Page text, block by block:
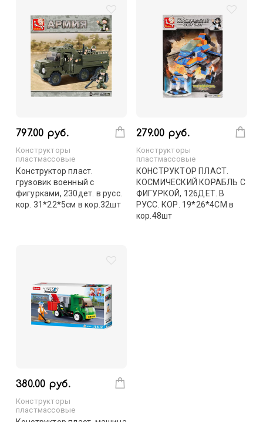
797.00 руб.
Конструкторы
пластмассовые
Конструктор пласт.
грузовик военный с
фигурками, 230дет. в русс.
кор. 31*22*5см в кор.32шт
279.00 руб.
Конструкторы
пластмассовые
КОНСТРУКТОР ПЛАСТ.
КОСМИЧЕСКИЙ КОРАБЛЬ С
ФИГУРКОЙ, 126ДЕТ. В
РУСС. КОР. 19*26*4СМ в
кор.48шт
380.00 руб.
Конструкторы
пластмассовые